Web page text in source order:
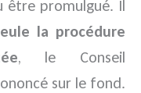
être promulgué. Il
la procédure
, le Conseil
sur le fond.